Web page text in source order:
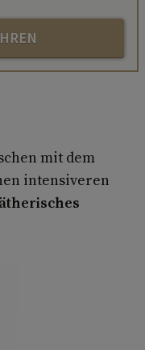
mit dem
intensiveren
ätherisches